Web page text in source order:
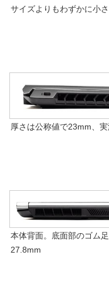
サイズよりもわずかに小
厚さは公称値で23mm、
本体背面。底面部のゴム
27.8mm